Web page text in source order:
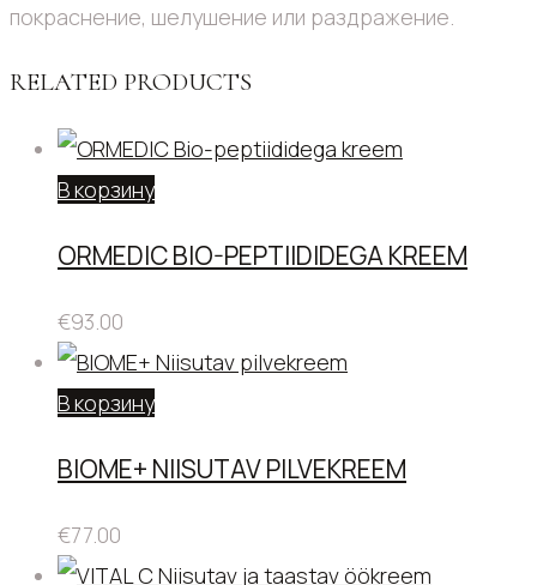
покраснение, шелушение или раздражение.
RELATED PRODUCTS
В корзину
ORMEDIC BIO-PEPTIIDIDEGA KREEM
€93.00
В корзину
BIOME+ NIISUTAV PILVEKREEM
€77.00